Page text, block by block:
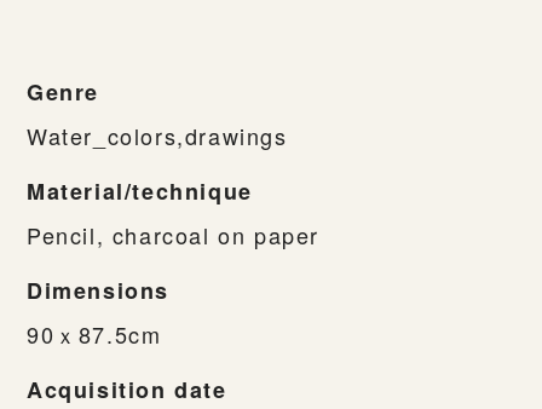
Genre
Water_colors,drawings
Material/technique
Pencil, charcoal on paper
Dimensions
90ｘ87.5cm
Acquisition date